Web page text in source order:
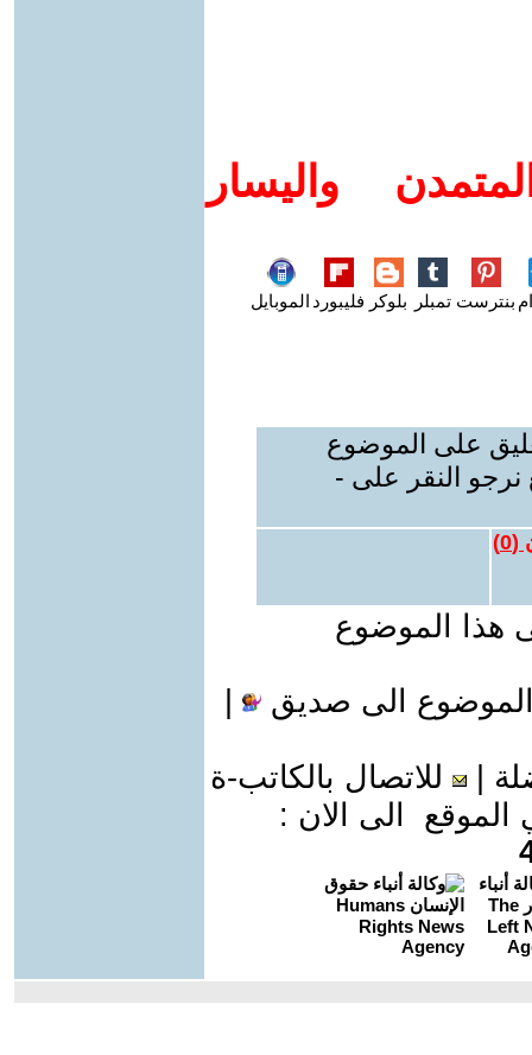
واليسار
بنترست تمبلر بلوكر فليبورد الموبايل
على الموضوع
نرجو النقر على -
(
0
)
هذا الموضوع
الى صديق
للاتصال بالكاتب-ة
الى الان :